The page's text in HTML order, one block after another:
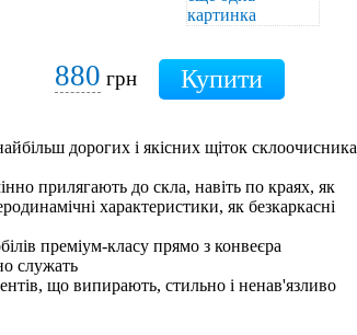
880 грн
дорогих і якісних щіток склоочисника
прилягають до скла, навіть по краях, як
характеристики, як безкаркасні
преміум-класу прямо з конвеєра
служать
що випирають, стильно і ненав'язливо